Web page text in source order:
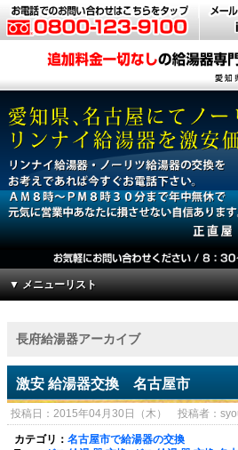
▼ メニューリスト
長府給湯器アーカイブ
激安 給湯器交換 名古屋市
投稿日：2015年04月30日（木） 投稿者：
カテゴリ： 名古屋市で給湯器の交換